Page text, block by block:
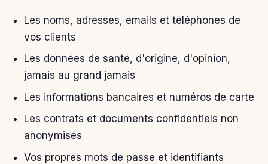
Les noms, adresses, emails et téléphones de
vos clients
Les données de santé, d'origine, d'opinion,
jamais au grand jamais
Les informations bancaires et numéros de carte
Les contrats et documents confidentiels non
anonymisés
Vos propres mots de passe et identifiants